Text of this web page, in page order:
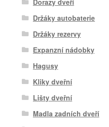
Držáky autobaterie
Držáky rezervy
Expanzní nádobky
Hagusy
Kliky dveřní
Lišty dveřní
Madla zadních dveří